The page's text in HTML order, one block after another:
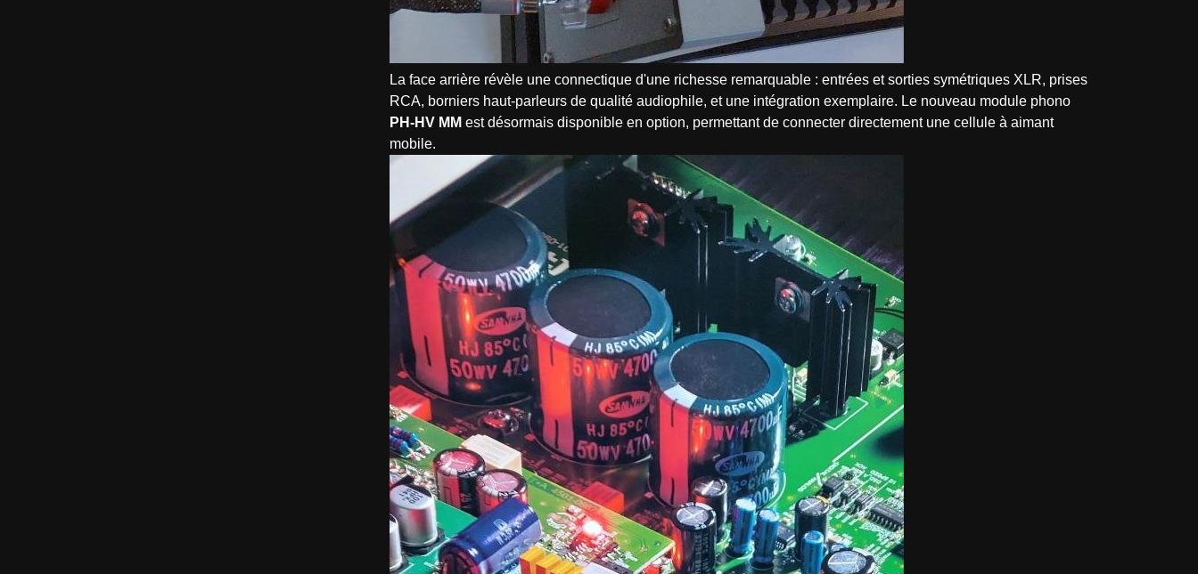
La face arrière révèle une connectique d'une richesse remarquable : entrées et sorties symétriques XLR, prises
RCA, borniers haut-parleurs de qualité audiophile, et une intégration exemplaire. Le nouveau module phono
PH-HV MM est désormais disponible en option, permettant de connecter directement une cellule à aimant
mobile.